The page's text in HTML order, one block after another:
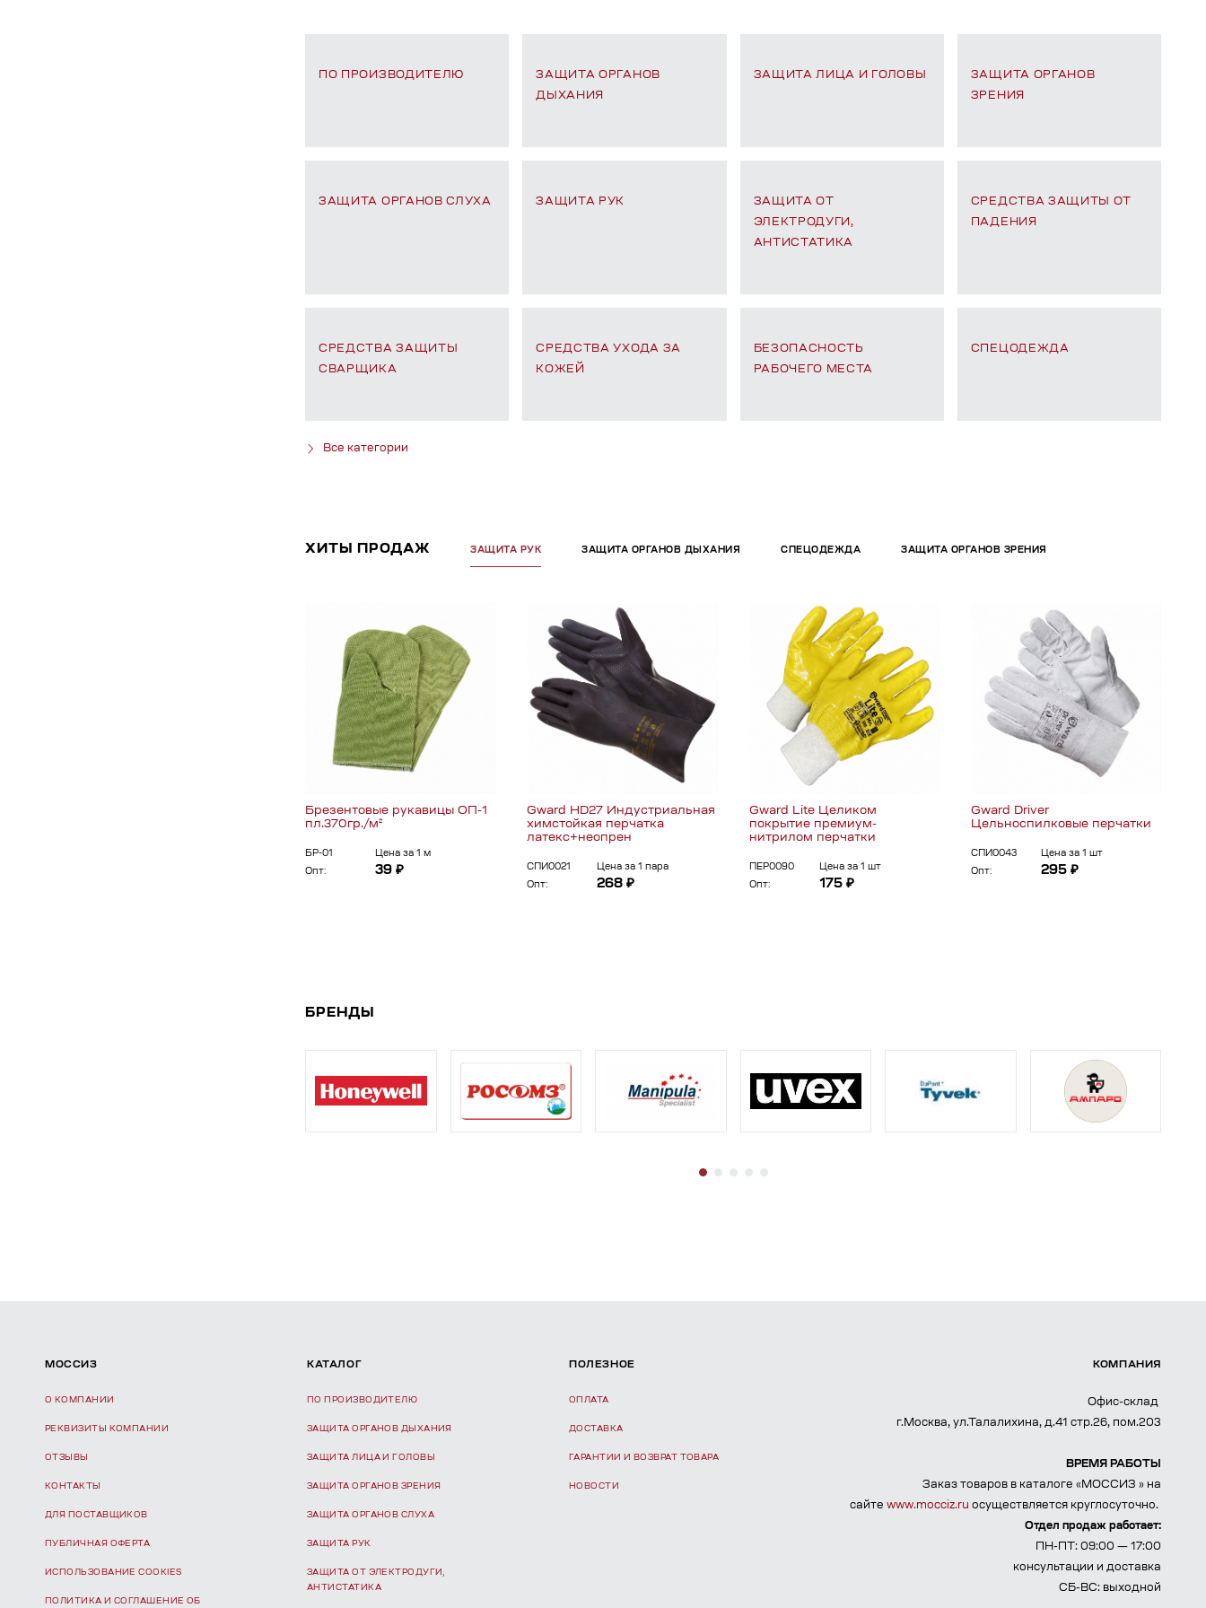
ПО ПРОИЗВОДИТЕЛЮ
ЗАЩИТА ОРГАНОВ
ДЫХАНИЯ
ЗАЩИТА ЛИЦА И ГОЛОВЫ
ЗАЩИТА ОРГАНОВ
ЗРЕНИЯ
ЗАЩИТА ОРГАНОВ СЛУХА ЗАЩИТА РУК
ЗАЩИТА ОТ
ЭЛЕКТРОДУГИ,
АНТИСТАТИКА
СРЕДСТВА ЗАЩИТЫ ОТ
ПАДЕНИЯ
СРЕДСТВА ЗАЩИТЫ
СВАРЩИКА
СРЕДСТВА УХОДА ЗА
КОЖЕЙ
БЕЗОПАСНОСТЬ
РАБОЧЕГО МЕСТА
СПЕЦОДЕЖДА
Все категории
ХИТЫ ПРОДАЖ ЗАЩИТА РУК ЗАЩИТА ОРГАНОВ ДЫХАНИЯ СПЕЦОДЕЖДА ЗАЩИТА ОРГАНОВ ЗРЕНИЯ
Брезентовые рукавицы ОП-1
пл.370гр./м²
БР-01
Цена за 1 м
Опт:
39 ₽
Gward HD27 Индустриальная
химстойкая перчатка
латекс+неопрен
СПИ0021
Цена за 1 пара
Опт:
268 ₽
Gward Lite Целиком
покрытие премиум-
нитрилом перчатки
ПЕР0090
Цена за 1 шт
Опт:
175 ₽
Gward Driver
Цельноспилковые перчатки
СПИ0043
Цена за 1 шт
Опт:
295 ₽
БРЕНДЫ
МОССИЗ
О КОМПАНИИ
РЕКВИЗИТЫ КОМПАНИИ
ОТЗЫВЫ
КОНТАКТЫ
ДЛЯ ПОСТАВЩИКОВ
ПУБЛИЧНАЯ ОФЕРТА
ИСПОЛЬЗОВАНИЕ COOKIES
ПОЛИТИКА И СОГЛАШЕНИЕ ОБ
КАТАЛОГ
ПО ПРОИЗВОДИТЕЛЮ
ЗАЩИТА ОРГАНОВ ДЫХАНИЯ
ЗАЩИТА ЛИЦА И ГОЛОВЫ
ЗАЩИТА ОРГАНОВ ЗРЕНИЯ
ЗАЩИТА ОРГАНОВ СЛУХА
ЗАЩИТА РУК
ЗАЩИТА ОТ ЭЛЕКТРОДУГИ,
АНТИСТАТИКА
ПОЛЕЗНОЕ
ОПЛАТА
ДОСТАВКА
ГАРАНТИИ И ВОЗВРАТ ТОВАРА
НОВОСТИ
КОМПАНИЯ
Офис-склад
г.Москва, ул.Талалихина, д.41 стр.26, пом.203
ВРЕМЯ РАБОТЫ
Заказ товаров в каталоге «МОССИЗ » на
сайте www.mocciz.ru осуществляется круглосуточно.
Отдел продаж работает:
ПН-ПТ: 09:00 — 17:00
консультации и доставка
СБ-ВС: выходной